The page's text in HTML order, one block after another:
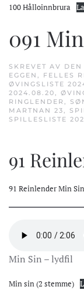
100 Hålloinnbrura
091
SKREVET AV DEN
EGGEN , FELLES
ØVINGSLISTE
2024.08.20,
RINGLENDER ,
MARTNAN 23,
SPILLESLISTE
91
91 Reinlender Min Sin
Min Sin – lydfil
Min sin (2 stemme)